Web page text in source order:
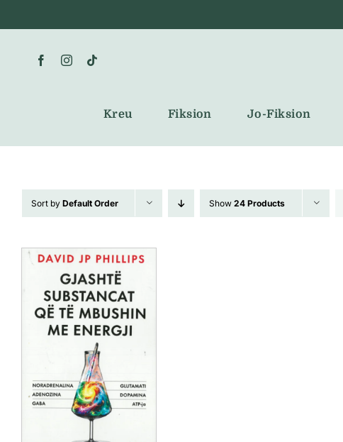
to
content
Kreu Fiksion Jo-Fiksion
Sort by Default Order Show 24 Products